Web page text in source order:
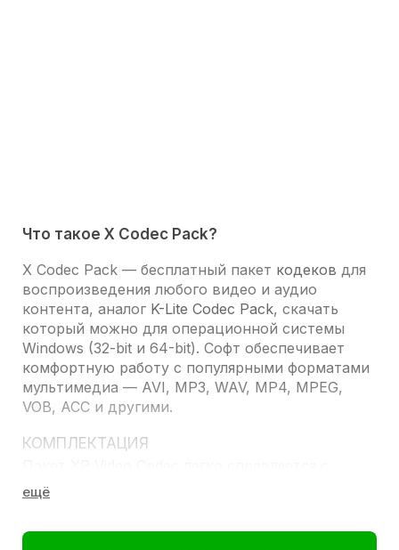
Что такое X Codec Pack?
X Codec Pack ­— бесплатный пакет кодеков для
воспроизведения любого видео и аудио
контента, аналог K-Lite Codec Pack, скачать
который можно для операционной системы
Windows (32-bit и 64-bit). Софт обеспечивает
комфортную работу с популярными форматами
мультимедиа — AVI, MP3, WAV, MP4, MPEG,
VOB, ACC и другими.
КОМПЛЕКТАЦИЯ
типичными проблемами при обработке аудио и
видео:
зависание и торможение;